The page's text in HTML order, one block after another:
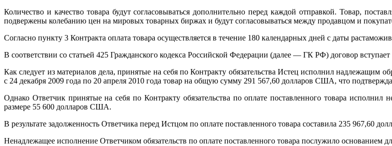
Количество и качество товара будут согласовываться дополнительно перед каждой отправкой. Товар,
подвержены колебанию цен на мировых товарных биржах и будут согласовываться между продавцом и
Согласно пункту 3 Контракта оплата товара осуществляется в течение 180 календарных дней с даты
В соответствии со статьей 425 Гражданского кодекса Российской Федерации (далее — ГК РФ) договор
Как следует из материалов дела, принятые на себя по Контракту обязательства Истец исполнил надлежащим
с 24 декабря 2009 года по 20 апреля 2010 года товар на общую сумму 291 567,60 долларов США, что
Однако Ответчик принятые на себя по Контракту обязательства по оплате поставленного товара
размере 55 600 долларов США.
В результате задолженность Ответчика перед Истцом по оплате поставленного товара составила 235 967,60
Ненадлежащее исполнение Ответчиком обязательств по оплате поставленного товара послужило основанием